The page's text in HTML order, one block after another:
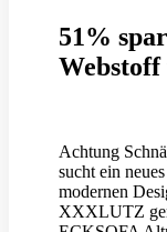
51%
Achtung
sucht ein
modernen
XXXLUTZ